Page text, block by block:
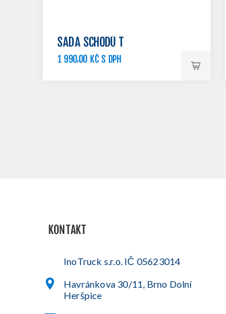
SADA SCHODŮ T
1 990,00 KČ S DPH
KONTAKT
InoTruck s.r.o. IČ 05623014
Havránkova 30/11, Brno Dolní
Heršpice